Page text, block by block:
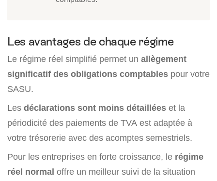
Les avantages de chaque régime
Le régime réel simplifié permet un allègement
significatif des obligations comptables pour votre
SASU.
Les déclarations sont moins détaillées et la
périodicité des paiements de TVA est adaptée à
votre trésorerie avec des acomptes semestriels.
Pour les entreprises en forte croissance, le régime
réel normal offre un meilleur suivi de la situation